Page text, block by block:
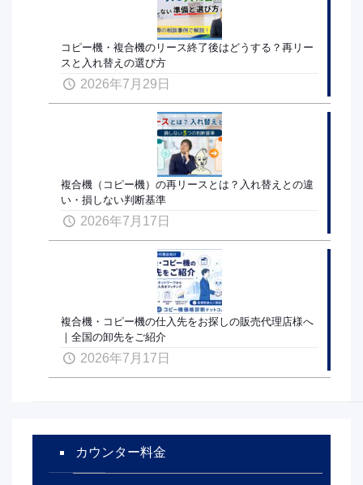
コピー機・複合機のリース終了後はどうする？再リー
スと入れ替えの選び方
2026年7月29日
複合機（コピー機）の再リースとは？入れ替えとの違
い・損しない判断基準
2026年7月17日
複合機・コピー機の仕入先をお探しの販売代理店様へ
｜全国の卸先をご紹介
2026年7月17日
カウンター料金